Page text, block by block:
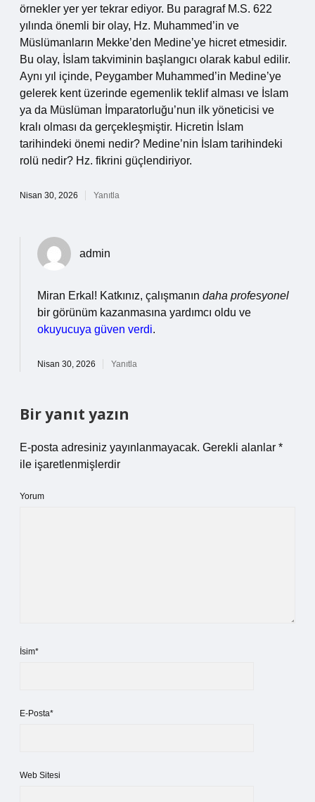
örnekler yer yer tekrar ediyor. Bu paragraf M.S. 622
yılında önemli bir olay, Hz. Muhammed’in ve
Müslümanların Mekke’den Medine’ye hicret etmesidir.
Bu olay, İslam takviminin başlangıcı olarak kabul edilir.
Aynı yıl içinde, Peygamber Muhammed’in Medine’ye
gelerek kent üzerinde egemenlik teklif alması ve İslam
ya da Müslüman İmparatorluğu’nun ilk yöneticisi ve
kralı olması da gerçekleşmiştir. Hicretin İslam
tarihindeki önemi nedir? Medine’nin İslam tarihindeki
rolü nedir? Hz. fikrini güçlendiriyor.
Nisan 30, 2026 Yanıtla
admin
Miran Erkal! Katkınız, çalışmanın daha profesyonel
bir görünüm kazanmasına yardımcı oldu ve
okuyucuya güven verdi.
Nisan 30, 2026 Yanıtla
Bir yanıt yazın
E-posta adresiniz yayınlanmayacak. Gerekli alanlar *
ile işaretlenmişlerdir
Yorum
İsim*
E-Posta*
Web Sitesi